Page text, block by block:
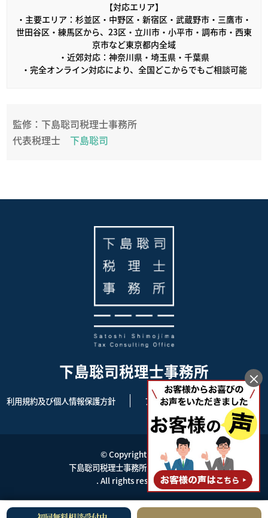
【対応エリア】
・主要エリア：杉並区・中野区・新宿区・武蔵野市・三鷹市・
世田谷区・練馬区から、23区・立川市・小平市・調布市・西東
京市など東京都内全域
・近郊対応：神奈川県・埼玉県・千葉県
・完全オンライン対応により、全国どこからでもご相談可能
監修：下島聡司税理士事務所
代表税理士 下島聡司
下島聡司税理士事務所
利用規約及び個人情報保護方針 アクセス サイトマップ
© Copyright 2026
下島聡司税理士事務所 | 東京都杉並区
. All rights reserved.
×